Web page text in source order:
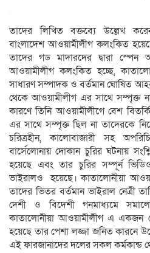
তাদের লিখিত বক্তব্যে উল্লেখ
বাংলাদেশ আওয়ামীলীগ কলংকিত
তাদের গড মাদারদের দ্বারা স্পেন
আওয়ামীলীগ কলংকিত হচ্ছে,
সাধারণ সম্পাদক ও বর্তমান ঘোষিত
থেকে আওয়ামীলীগ এর সাথে সম্পৃক্ত
কারণে তিনি আওয়ামীলীগে বেশ
এর সাথে সম্পৃক্ত ছিল না তাদেরকে
চরিত্রহীন, কালোবাজারী সহ
বার্সেলোনায় দোকান চুরির ঘটনায়
হয়েছে এবং তার চুরির সম্পূর্ন
ভাইরালও হয়েছে। কাতালোনীয়া
তাদের ভিতর বর্তমান ভাইরাল নেত্রী
দেশী ও বিদেশী গনমাধ্যমে
কাতালোনীয়া আওয়ামীলীগ এ একজন
হয়েছে তার পেশা লজ্জা জনিত কারনে
এই ফারজানাদের দলের সকল কর্মকান্ড